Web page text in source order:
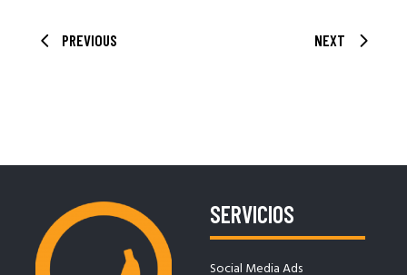
PREVIOUS NEXT
SERVICIOS
Social Media Ads